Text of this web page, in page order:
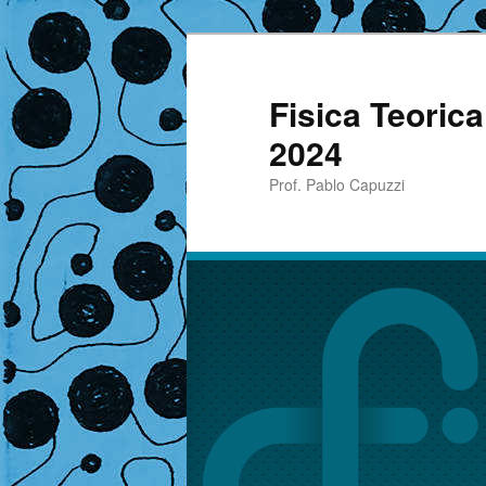
Fisica
2024
Prof. Pablo Capuzzi